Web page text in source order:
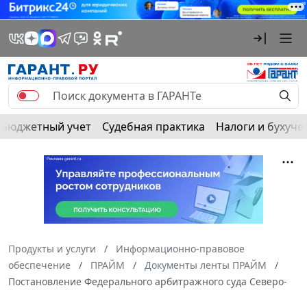
Бюджетный учет Судебная практика Налоги и
Продукты и услуги
Информационно-правовое
обеспечение
ПРАЙМ
Документы ленты ПРАЙМ
Постановление Федерального арбитражного суда Северо-